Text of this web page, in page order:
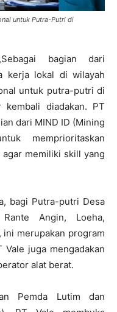
untuk Putra-Putri di
bagian dari
kerja lokal di wilayah
untuk putra-putri di
kembali diadakan. PT
dari MIND ID (Mining
memprioritaskan
memiliki skill yang
bagi Putra-putri Desa
Angin, Loeha,
ini merupakan program
juga mengadakan
alat berat.
Pemda Lutim dan